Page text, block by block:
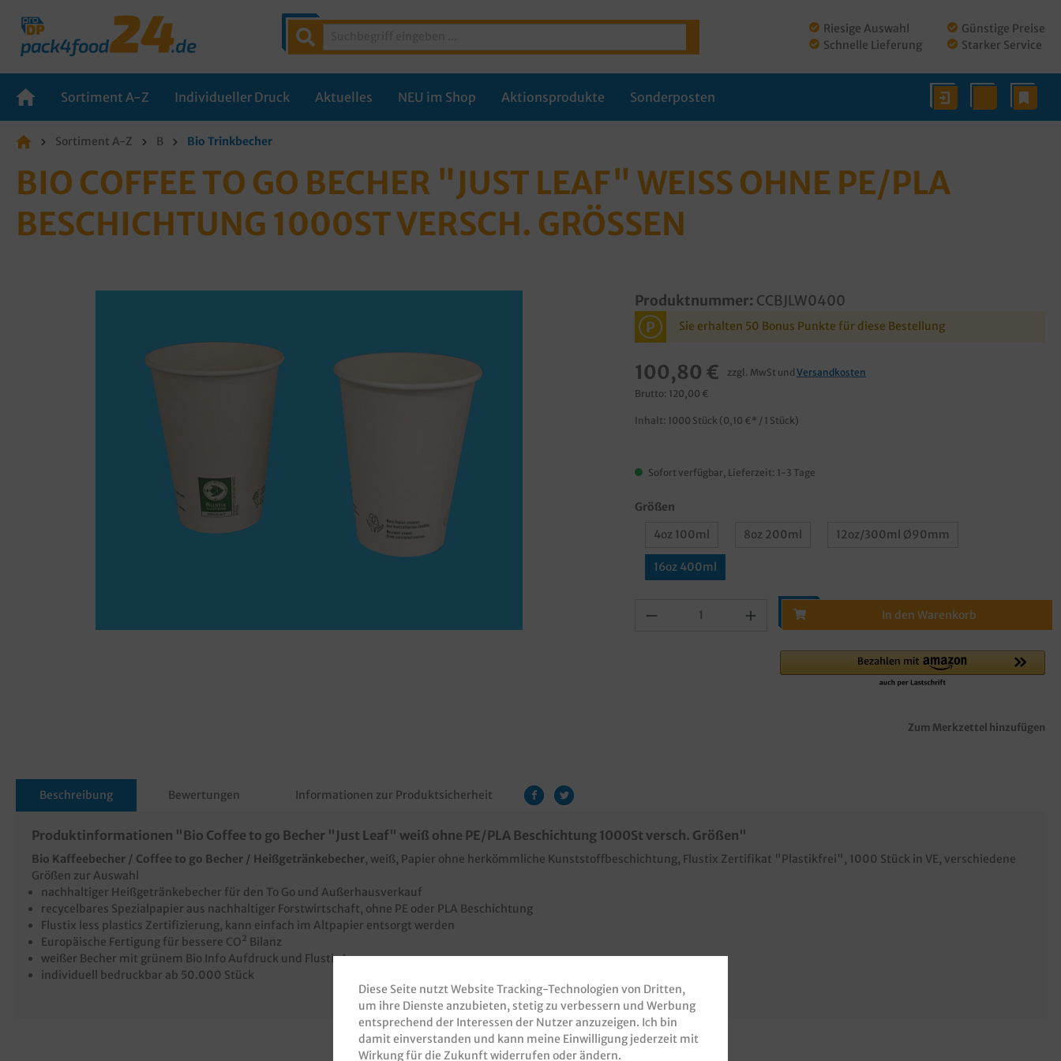
Riesige Auswahl
Schnelle Lieferung
Günstige Preise
Starker Service
Sortiment A-Z Individueller Druck Aktuelles NEU im Shop Aktionsprodukte Sonderposten
Sortiment A-Z B Bio Trinkbecher
BIO COFFEE TO GO BECHER "JUST LEAF" WEISS OHNE PE/PLA B
ESCHICHTUNG 1000ST VERSCH. GRÖSSEN
Produktnummer: CCBJLW0400
P Sie erhalten 50 Bonus Punkte für diese Bestellung
100,80 € zzgl. MwSt und Versandkosten
Brutto: 120,00 €
Inhalt: 1000 Stück (0,10 €* / 1 Stück)
Sofort verfügbar, Lieferzeit: 1-3 Tage
Größen
4oz 100ml
8oz 200ml 12oz/300ml Ø90mm
16oz 400ml
In den Warenkorb
Zum Merkzettel hinzufügen
Beschreibung Bewertungen Informationen zur Produktsicherheit
Produktinformationen "Bio Coffee to go Becher "Just Leaf" weiß ohne PE/PLA Beschichtung 1000St versch. Größen"
Bio Kaffeebecher / Coffee to go Becher / Heißgetränkebecher , weiß, Papier ohne herkömmliche Kunststoffbeschichtung, Flustix Zertifikat "Plastikfrei", 1000 Stück in VE, verschiedene
Größen zur Auswahl
nachhaltiger Heißgetränkebecher für den To Go und Außerhausverkauf
recycelbares Spezialpapier aus nachhaltiger Forstwirtschaft, ohne PE oder PLA Beschichtung
Flustix less plastics Zertifizierung, kann einfach im Altpapier entsorgt werden
Europäische Fertigung für bessere CO² Bilanz
weißer Becher mit grünem Bio Info Aufdruck und Flustix Logo
individuell bedruckbar ab 50.000 Stück
Diese Seite nutzt Website Tracking-Technologien von Dritten,
um ihre Dienste anzubieten, stetig zu verbessern und Werbung
entsprechend der Interessen der Nutzer anzuzeigen. Ich bin
damit einverstanden und kann meine Einwilligung jederzeit mit
Wirkung für die Zukunft widerrufen oder ändern.